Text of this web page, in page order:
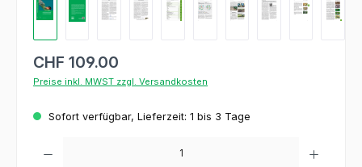
CHF 109.00
Preise inkl. MWST zzgl. Versandkosten
Sofort verfügbar, Lieferzeit: 1 bis 3 Tage